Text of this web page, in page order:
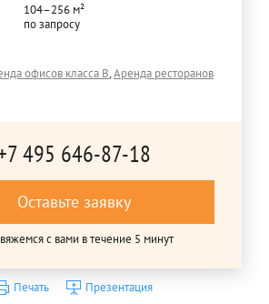
104–256 м²
по запросу
офисов класса B,Аренда ресторанов
495 646-87-18
Оставьте заявку
с вами в течение 5 минут
Печать Презентация